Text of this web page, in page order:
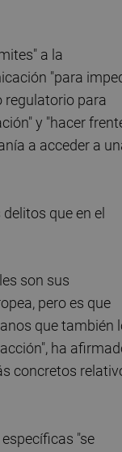
a la
"para
regulatorio para
y "hacer
a acceder a
que en el
son sus
pero es que
que también
ha
concretos
"se